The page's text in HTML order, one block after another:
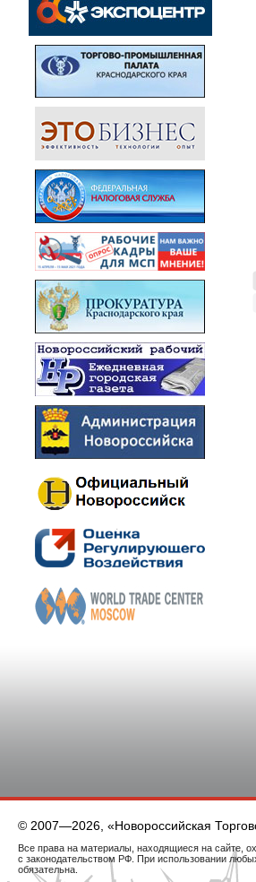
© 2007—2026, «Новороссийская
Все права на материалы, находящиеся на сайте,
с законодательством РФ. При использовании
обязательна.